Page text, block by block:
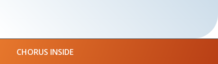
CHORUS INSIDE